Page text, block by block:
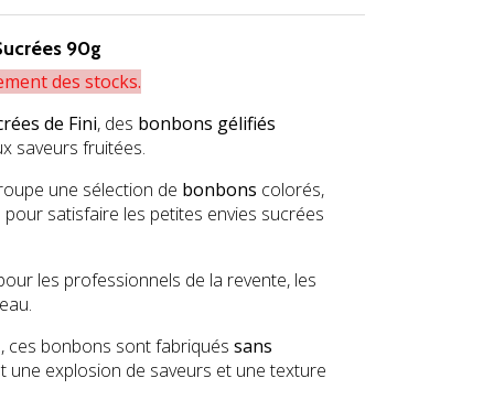
90g
des stocks.
de Fini, des bonbons gélifiés
saveurs fruitées.
une sélection de bonbons colorés,
satisfaire les petites envies sucrées
les professionnels de la revente, les
ces bonbons sont fabriqués sans
explosion de saveurs et une texture